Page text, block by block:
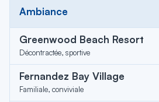
Ambiance
Greenwood Beach Resort
Décontractée, sportive
Fernandez Bay Village
Familiale, conviviale